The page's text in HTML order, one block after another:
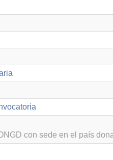
con sede en el país